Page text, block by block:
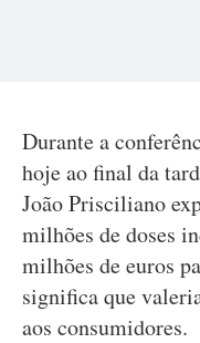
Durante a
hoje ao final da
João Prisciliano
milhões de doses
milhões de euros
significa que
aos consumidores.